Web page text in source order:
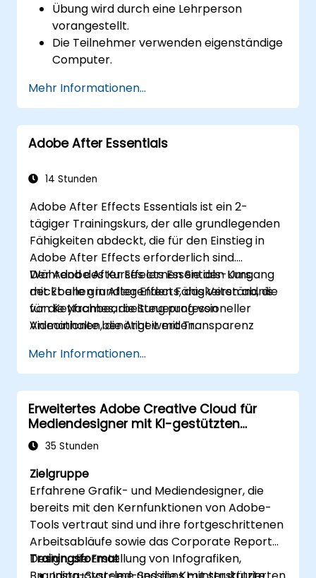
Übung wird durch eine Lehrperson
vorangestellt.
Die Teilnehmer verwenden eigenständige
Computer.
Mehr Informationen...
Adobe After Essentials
14 Stunden
Adobe After Effects Essentials ist ein 2-
tägiger Trainingskurs, der alle grundlegenden
Fähigkeiten abdeckt, die für den Einstieg in
Adobe After Effects erforderlich sind.
Während des Kurses lernen Sie den Umgang
mit Ebenen in After Effects, das Verständnis
von Keyframes, die Steuerung von
Animationen, die Arbeit mit Transparenz
und Ausgabe. Am Ende des Kurses werden Sie
in der Lage sein, Ihre Videoinhalte kompetent
mit After Effects zu bearbeiten und dabei
bewährte Praktiken anzuwenden.
Der Adobe After Effects Essentials-Kurs
deckt alle grundlegenden Fähigkeiten ab, die
für die Nachbearbeitung professioneller
Videoinhalte benötigt werden.
Mehr Informationen...
Erweitertes Adobe Creative Cloud für
Mediendesigner mit KI-gestützten
Workflows
35 Stunden
Zielgruppe
Erfahrene Grafik- und Mediendesigner, die
bereits mit den Kernfunktionen von Adobe-
Tools vertraut sind und ihre fortgeschrittenen
Arbeitsabläufe sowie das Corporate Report
Design, die Erstellung von Infografiken,
Trainingsformat